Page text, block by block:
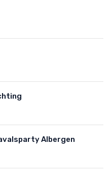
Albergen